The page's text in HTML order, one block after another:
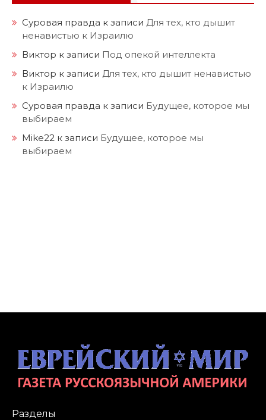
Суровая правда к записи Для тех, кто дышит
ненавистью к Израилю
Виктор к записи Под опекой интеллекта
Виктор к записи Для тех, кто дышит ненавистью
к Израилю
Суровая правда к записи Будущее, которое мы
выбираем
Mike22 к записи Будущее, которое мы
выбираем
Разделы